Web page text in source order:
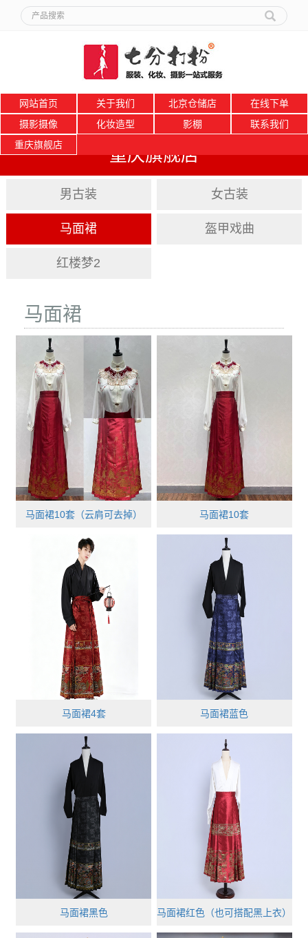
网站首页 关于我们 北京仓储店
在线下单
摄影摄像
化妆造型 影棚
联系我们
重庆旗舰店
重庆旗舰店
男古装 女古装
马面裙 盔甲戏曲
红楼梦2
马面裙
马面裙10套（云肩可去掉） 马面裙10套
马面裙4套 马面裙蓝色
马面裙黑色 马面裙红色（也可搭配黑上衣）